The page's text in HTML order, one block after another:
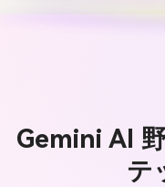
Gemini AI
テ